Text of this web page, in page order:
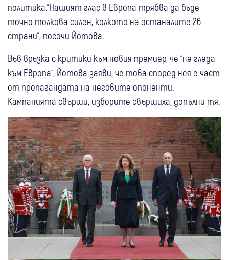
политика."Нашият глас в Европа трябва да бъде
точно толкова силен, колкото на останалите 26
страни", посочи Йотова.
Във връзка с критики към новия премиер, че “не гледа
към Европа“, Йотова заяви, че това според нея е част
от пропагандата на неговите опоненти.
Кампанията свърши, изборите свършиха, допълни тя.